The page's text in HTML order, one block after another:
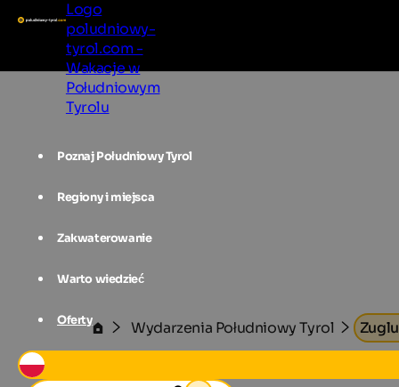
Logo
poludniowy-
tyrol.com -
Wakacje w
Południowym
Tyrolu
Poznaj Południowy Tyrol
Regiony i miejsca
Zakwaterowanie
Warto wiedzieć
Oferty Wydarzenia Południowy Tyrol